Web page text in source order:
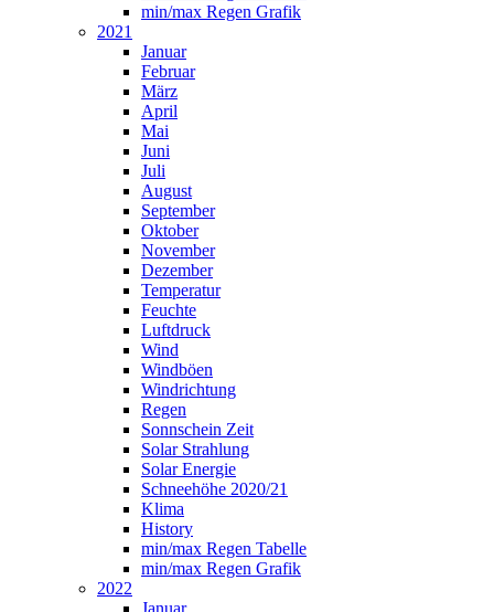
min/max Regen Grafik
2021
Januar
Februar
März
April
Mai
Juni
Juli
August
September
Oktober
November
Dezember
Temperatur
Feuchte
Luftdruck
Wind
Windböen
Windrichtung
Regen
Sonnschein Zeit
Solar Strahlung
Solar Energie
Schneehöhe 2020/21
Klima
History
min/max Regen Tabelle
min/max Regen Grafik
2022
Januar